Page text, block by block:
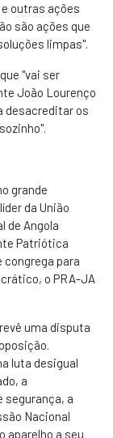
outras ações
são ações que
limpas".
"vai ser
João Lourenço
desacreditar os
grande
da União
de Angola
Patriótica
congrega para
o PRA-JA
uma disputa
luta desigual
a
segurança, a
Nacional
aparelho a seu